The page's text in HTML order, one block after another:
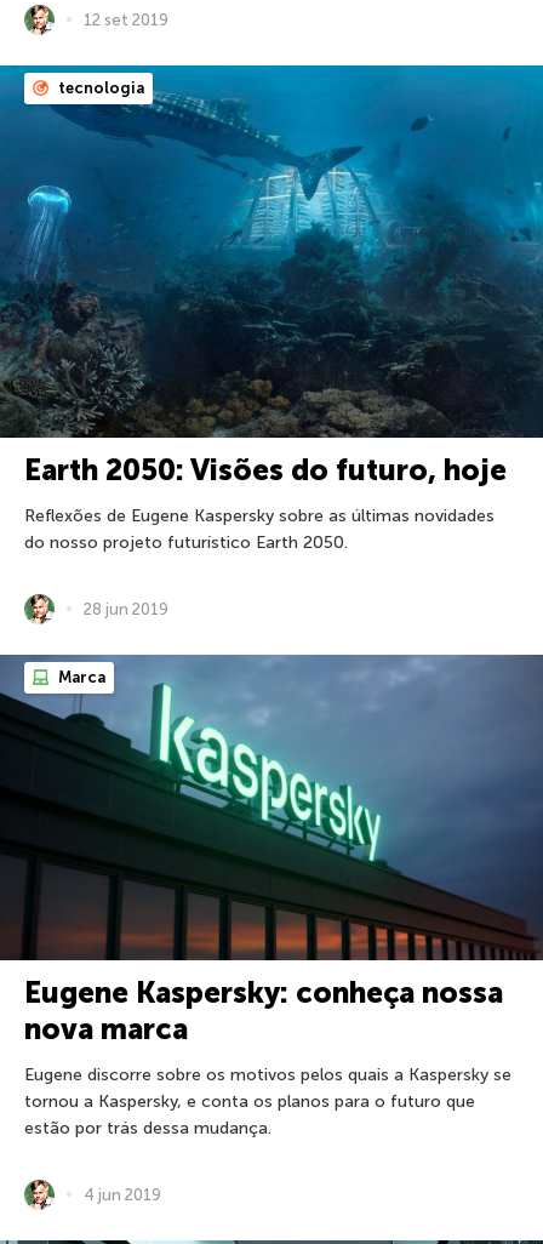
12 set 2019
tecnologia
Earth 2050: Visões do futuro, hoje
Reflexões de Eugene Kaspersky sobre as últimas novidades
do nosso projeto futurístico Earth 2050.
28 jun 2019
Marca
Eugene Kaspersky: conheça nossa
nova marca
Eugene discorre sobre os motivos pelos quais a Kaspersky se
tornou a Kaspersky, e conta os planos para o futuro que
estão por trás dessa mudança.
4 jun 2019